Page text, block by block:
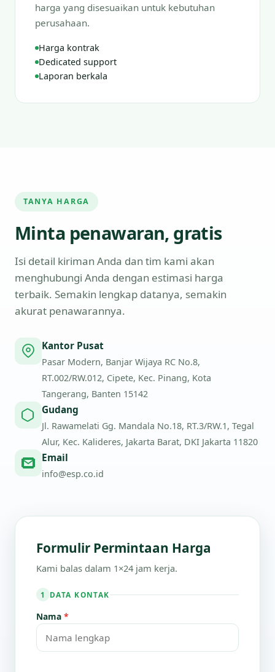
harga yang disesuaikan untuk kebutuhan
perusahaan.
Harga kontrak
Dedicated support
Laporan berkala
TANYA HARGA
Minta penawaran, gratis
Isi detail kiriman Anda dan tim kami akan
menghubungi Anda dengan estimasi harga
terbaik. Semakin lengkap datanya, semakin
akurat penawarannya.
Kantor Pusat
Pasar Modern, Banjar Wijaya RC No.8,
RT.002/RW.012, Cipete, Kec. Pinang, Kota
Tangerang, Banten 15142
Gudang
Jl. Rawamelati Gg. Mandala No.18, RT.3/RW.1, Tegal
Alur, Kec. Kalideres, Jakarta Barat, DKI Jakarta 11820
Email
info@esp.co.id
Formulir Permintaan Harga
Kami balas dalam 1×24 jam kerja.
1 DATA KONTAK
Nama *